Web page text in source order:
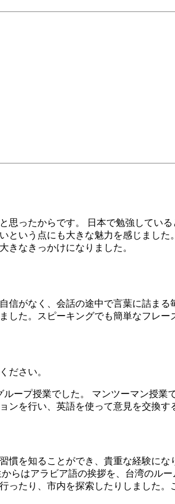
ったからです。 日本で勉強してい
いう点にも大きな魅力を感じまし
きなきっかけになりました。
がなく、会話の途中で言葉に詰ま
た。スピーキングでも簡単なフレ
ださい。
ープ授業でした。 マンツーマン授
を行い、英語を使って意見を交換す
慣を知ることができ、貴重な経験に
らはアラビア語の挨拶を、台湾のル
たり、市内を探索したりしました